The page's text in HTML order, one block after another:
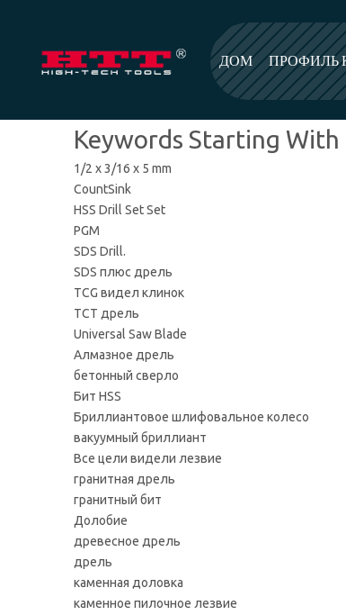
ДОМ ПРОФИЛЬ
Keywords Starting
1/2 x 3/16 x 5 mm
CountSink
HSS Drill Set Set
PGM
SDS Drill.
SDS плюс дрель
TCG видел клинок
TCT дрель
Universal Saw Blade
Алмазное дрель
бетонный сверло
Бит HSS
Бриллиантовое шлифовальное колесо
вакуумный бриллиант
Все цели видели лезвие
гранитная дрель
гранитный бит
Долобие
древесное дрель
дрель
каменная доловка
каменное пилочное лезвие